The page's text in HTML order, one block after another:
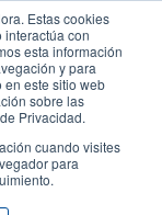
Estas cookies
con
esta información
y para
en este sitio web
sobre las
Privacidad.
cuando visites
para
User
account
menu
User
Anonymous
Soporte Técnico